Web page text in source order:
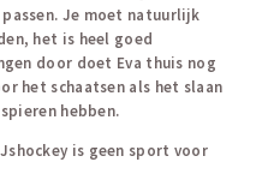
Je moet natuurlijk
het is heel goed
door doet Eva thuis nog
het schaatsen als het slaan
hebben.
is geen sport voor